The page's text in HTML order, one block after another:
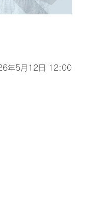
年5月12日 12:00